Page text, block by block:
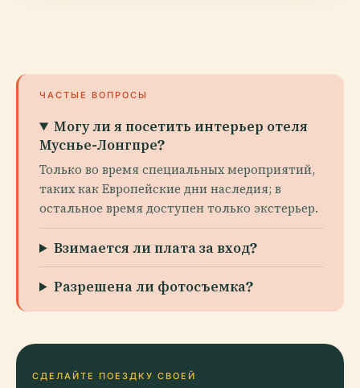
ЧАСТЫЕ ВОПРОСЫ
Могу ли я посетить интерьер отеля
Муснье-Лонгпре?
Только во время специальных мероприятий,
таких как Европейские дни наследия; в
остальное время доступен только экстерьер.
Взимается ли плата за вход?
Разрешена ли фотосъемка?
СДЕЛАЙТЕ ПОЕЗДКУ СВОЕЙ